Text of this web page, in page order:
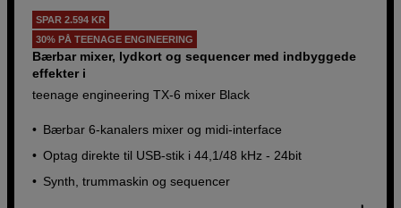
SPAR 2.594 KR
30% PÅ TEENAGE ENGINEERING
Bærbar mixer, lydkort og sequencer med indbyggede
effekter i
teenage engineering TX-6 mixer Black
Bærbar 6-kanalers mixer og midi-interface
Optag direkte til USB-stik i 44,1/48 kHz - 24bit
Synth, trummaskin og sequencer